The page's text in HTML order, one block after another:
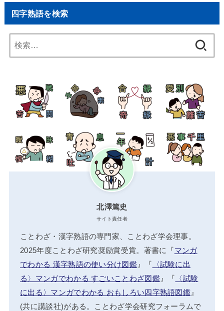
四字熟語を検索
索:
北澤篤史
サイト責任者
ことわざ・漢字熟語の専門家、ことわざ学会理事。
2025年度ことわざ研究奨励賞受賞。著書に『マンガ
でわかる 漢字熟語の使い分け図鑑』『 〈試験に出
る〉マンガでわかる すごいことわざ図鑑』『 〈試験
に出る〉マンガでわかる おもしろい四字熟語図鑑 』
(共に講談社)がある。ことわざ学会研究フォーラムで